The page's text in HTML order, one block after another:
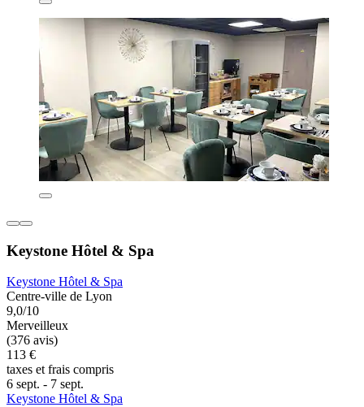
Keystone Hôtel & Spa
Keystone Hôtel & Spa
Centre-ville de Lyon
9,0/10
Merveilleux
(376 avis)
113 €
taxes et frais compris
6 sept. - 7 sept.
Keystone Hôtel & Spa